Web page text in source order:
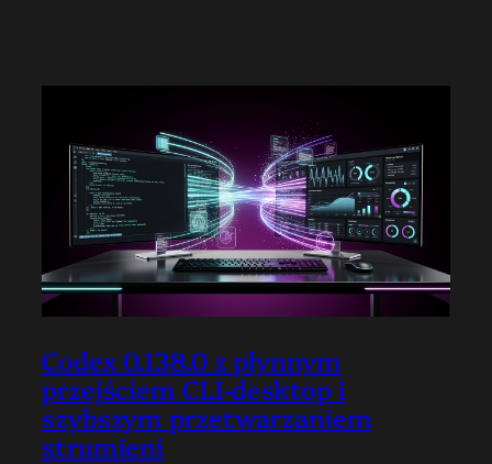
Codex 0.138.0 z płynnym
przejściem CLI-desktop i
szybszym przetwarzaniem
strumieni